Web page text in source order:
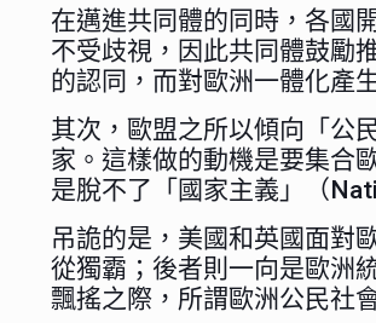
在邁進共同體的同時，各國
不受歧視，因此共同體鼓勵
的認同，而對歐洲一體化產
其次，歐盟之所以傾向「公
家。這樣做的動機是要集合
是脫不了「國家主義」（
吊詭的是，美國和英國面對
從獨霸；後者則一向是歐洲
飄搖之際，所謂歐洲公民社